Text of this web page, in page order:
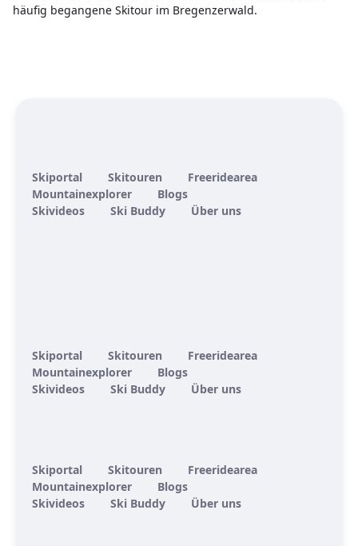
häufig begangene Skitour im Bregenzerwald.
Skiportal Skitouren
Freeridearea
Mountainexplorer
Blogs
Skivideos
Ski Buddy Über uns
Skiportal Skitouren
Freeridearea
Mountainexplorer
Blogs
Skivideos
Ski Buddy Über uns
Skiportal Skitouren
Freeridearea
Mountainexplorer
Blogs
Skivideos
Ski Buddy Über uns